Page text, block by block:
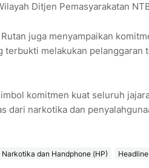
Ditjen Pemasyarakatan
juga menyampaikan
terbukti melakukan
komitmen kuat seluruh
dari narkotika dan
dan Handphone (HP) Headline